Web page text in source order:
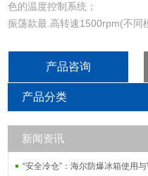
色的温度控制系统；
振荡款最.高转速1500rpm(不同
磁铁吸附技术，无需工具，模
配置保温功能模块罩，防止热量
产品咨询
产品分类
新闻资讯
“安全冷仓”：海尔防爆冰箱使用